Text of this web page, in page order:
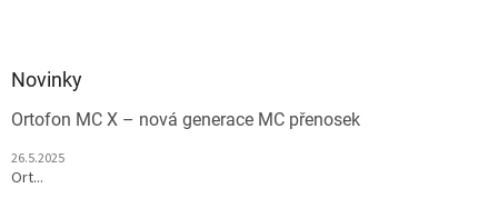
Novinky
Ortofon MC X – nová generace MC přenosek
26.5.2025
Ort...